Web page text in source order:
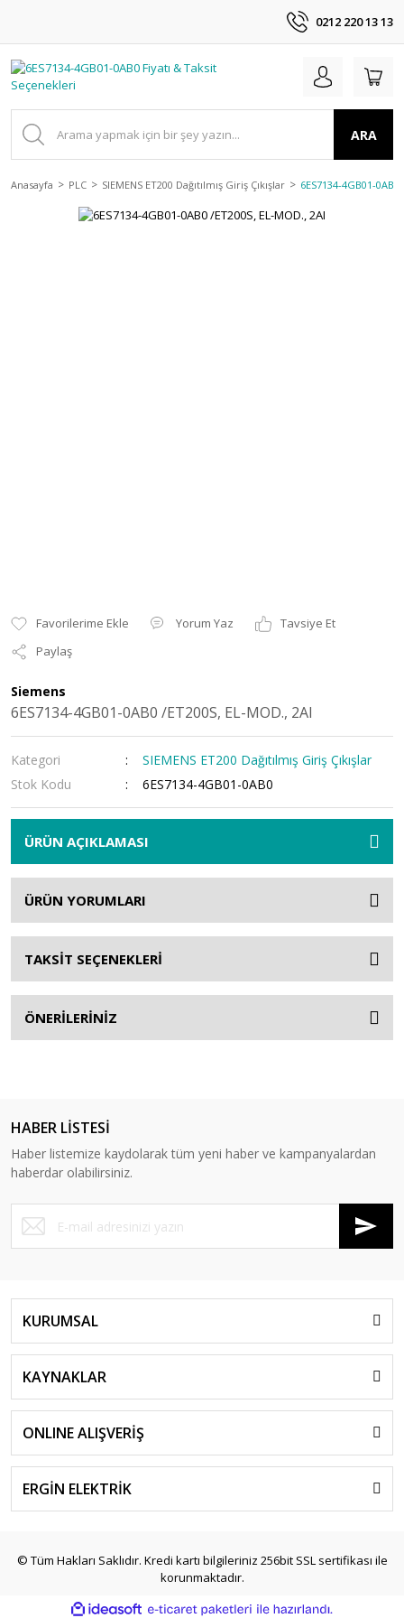
0212 220 13 13
ARA
Anasayfa PLC SIEMENS ET200 Dağıtılmış Giriş Çıkışlar 6ES7134-4GB01-
Yorum Yaz
Tavsiye Et
Paylaş
Siemens
6ES7134-4GB01-0AB0 /ET200S, EL-MOD., 2AI
Kategori
SIEMENS ET200 Dağıtılmış Giriş Çıkışlar
Stok Kodu
6ES7134-4GB01-0AB0
ÜRÜN AÇIKLAMASI
ÜRÜN YORUMLARI
TAKSİT SEÇENEKLERİ
ÖNERİLERİNİZ
HABER LİSTESİ
Haber listemize kaydolarak tüm yeni haber ve kampanyalardan
haberdar olabilirsiniz.
KURUMSAL
KAYNAKLAR
ONLINE ALIŞVERİŞ
ERGİN ELEKTRİK
© Tüm Hakları Saklıdır. Kredi kartı bilgileriniz 256bit SSL sertifikası ile
korunmaktadır.
ideasoft e-